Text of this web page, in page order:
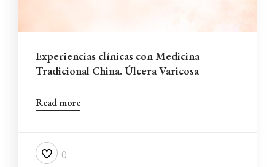
Experiencias clínicas con Medicina
Tradicional China. Úlcera Varicosa
Read more
0